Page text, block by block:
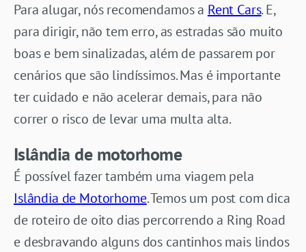
Para alugar, nós recomendamos a Rent Cars. E,
para dirigir, não tem erro, as estradas são muito
boas e bem sinalizadas, além de passarem por
cenários que são lindíssimos. Mas é importante
ter cuidado e não acelerar demais, para não
correr o risco de levar uma multa alta.
Islândia de motorhome
É possível fazer também uma viagem pela
Islândia de Motorhome. Temos um post com dica
de roteiro de oito dias percorrendo a Ring Road
e desbravando alguns dos cantinhos mais lindos